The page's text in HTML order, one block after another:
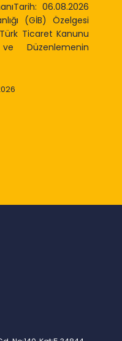
06.08.2026
(GİB) Özelgesi
Türk Ticaret Kanunu
Düzenlemenin